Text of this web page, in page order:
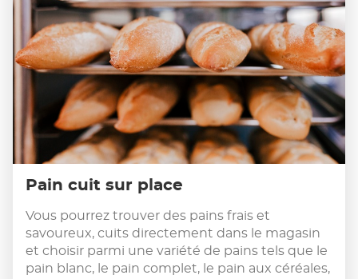
Pain cuit sur place
Vous pourrez trouver des pains frais et
savoureux, cuits directement dans le magasin
et choisir parmi une variété de pains tels que le
pain blanc, le pain complet, le pain aux céréales,